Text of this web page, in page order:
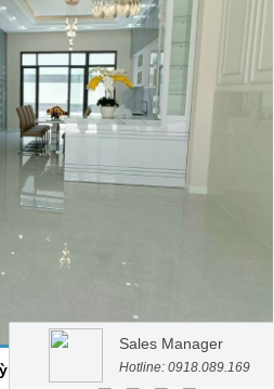
Tấn Phát - DT 6.4x13 - giá 8.xx
Sales Manager
Hotline: 0918.089.169